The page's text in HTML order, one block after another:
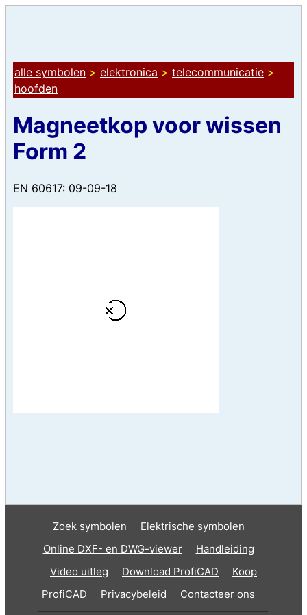
alle symbolen > elektronica > telecommunicatie >
hoofden
Magneetkop voor wissen
Form 2
EN 60617: 09-09-18
Zoek symbolen
Elektrische symbolen
Online DXF- en DWG-viewer
Handleiding
Video uitleg
Download ProfiCAD
Koop
ProfiCAD
Privacybeleid Contacteer ons